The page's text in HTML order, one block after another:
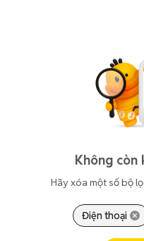
Không còn
Hãy xóa một số bộ
Điện thoại